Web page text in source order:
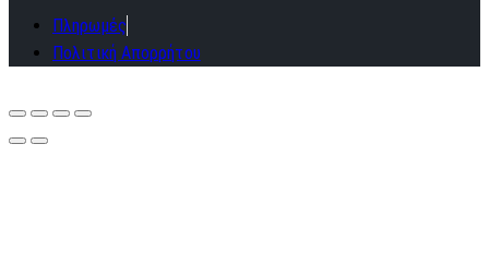
Πληρωμές
Πολιτική Απορρήτου